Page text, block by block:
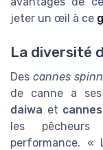
jeter un œil à ce
La diversité
Des cannes
de canne a
daiwa et
les
performance. «